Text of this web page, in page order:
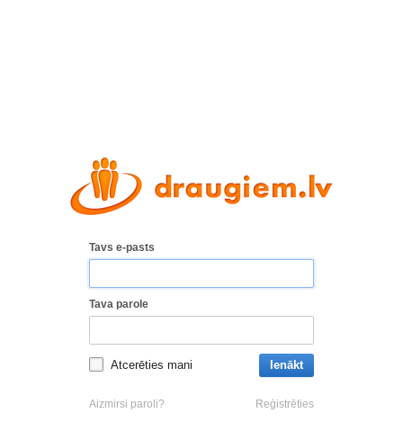
Tavs e-pasts
Tava parole
Atcerēties mani Ienākt
Aizmirsi paroli? Reģistrēties